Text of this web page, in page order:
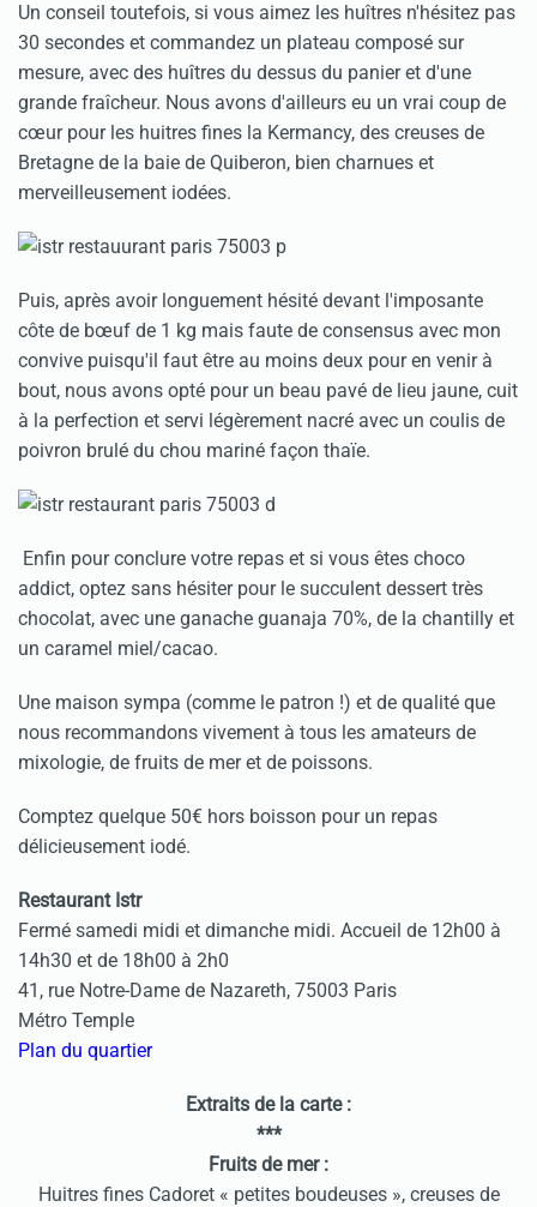
Un conseil toutefois, si vous aimez les huîtres n'hésitez pas
30 secondes et commandez un plateau composé sur
mesure, avec des huîtres du dessus du panier et d'une
grande fraîcheur. Nous avons d'ailleurs eu un vrai coup de
cœur pour les huitres fines la Kermancy, des creuses de
Bretagne de la baie de Quiberon, bien charnues et
merveilleusement iodées.
Puis, après avoir longuement hésité devant l'imposante
côte de bœuf de 1 kg mais faute de consensus avec mon
convive puisqu'il faut être au moins deux pour en venir à
bout, nous avons opté pour un beau pavé de lieu jaune, cuit
à la perfection et servi légèrement nacré avec un coulis de
poivron brulé du chou mariné façon thaïe.
Enfin pour conclure votre repas et si vous êtes choco
addict, optez sans hésiter pour le succulent dessert très
chocolat, avec une ganache guanaja 70%, de la chantilly et
un caramel miel/cacao.
Une maison sympa (comme le patron !) et de qualité que
nous recommandons vivement à tous les amateurs de
mixologie, de fruits de mer et de poissons.
Comptez quelque 50€ hors boisson pour un repas
délicieusement iodé.
Restaurant Istr
Fermé samedi midi et dimanche midi. Accueil de 12h00 à
14h30 et de 18h00 à 2h0
41, rue Notre-Dame de Nazareth, 75003 Paris
Métro Temple
Plan du quartier
Extraits de la carte :
***
Fruits de mer :
Huitres fines Cadoret « petites boudeuses », creuses de